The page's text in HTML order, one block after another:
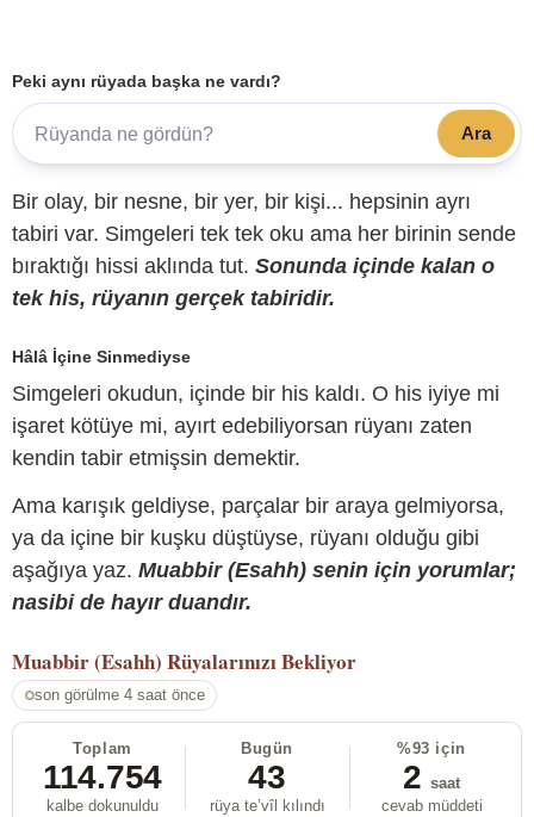
Peki aynı rüyada başka ne vardı?
Ara
Bir olay, bir nesne, bir yer, bir kişi... hepsinin ayrı
tabiri var. Simgeleri tek tek oku ama her birinin sende
bıraktığı hissi aklında tut. Sonunda içinde kalan o
tek his, rüyanın gerçek tabiridir.
Hâlâ İçine Sinmediyse
Simgeleri okudun, içinde bir his kaldı. O his iyiye mi
işaret kötüye mi, ayırt edebiliyorsan rüyanı zaten
kendin tabir etmişsin demektir.
Ama karışık geldiyse, parçalar bir araya gelmiyorsa,
ya da içine bir kuşku düştüyse, rüyanı olduğu gibi
aşağıya yaz. Muabbir (Esahh) senin için yorumlar;
nasibi de hayır duandır.
Muabbir (Esahh) Rüyalarınızı Bekliyor
son görülme 4 saat önce
Toplam
114.754
kalbe dokunuldu
Bugün
43
rüya te’vîl kılındı
%93 için
2 saat
cevab müddeti